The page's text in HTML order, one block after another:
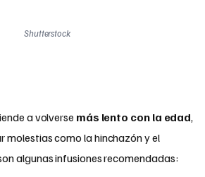
Shutterstock
a volverse más lento con la edad,
molestias como la hinchazón y el
algunas infusiones recomendadas: